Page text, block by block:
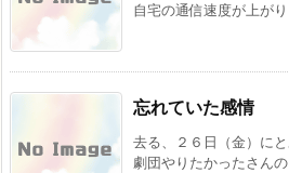
自宅の通信速度が上が
忘れていた感情
去る、２６日（金）に
劇団やりたかったさん